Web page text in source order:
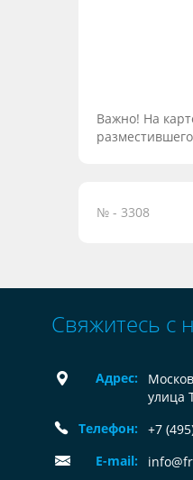
Важно! На
№ - 3308
Свяжитесь с
Адрес:
улица
Телефон:
+7
E-mail: